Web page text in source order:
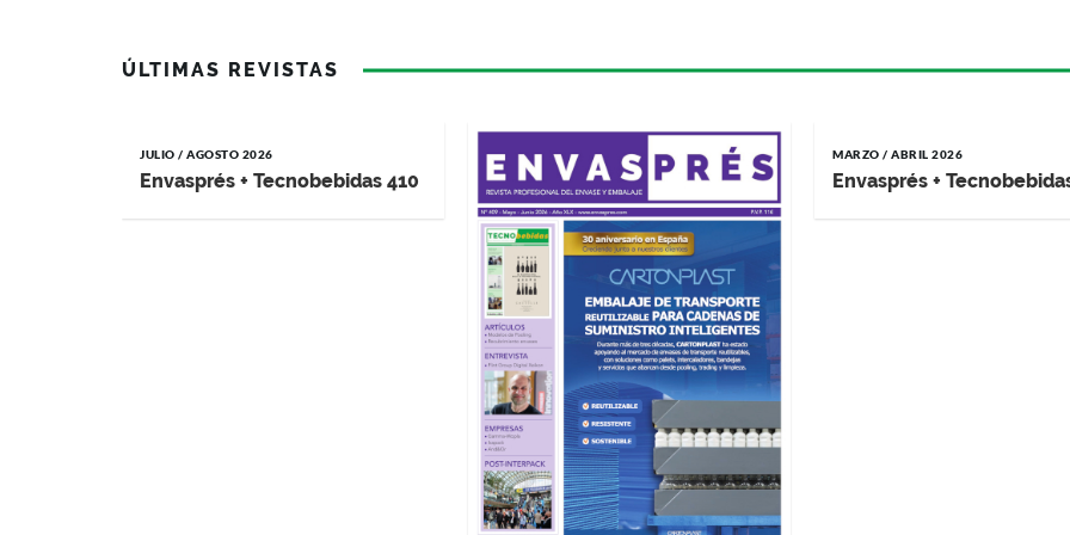
ÚLTIMAS REVISTAS
JULIO / AGOSTO 2026
Envasprés + Tecnobebidas 410
MARZO / ABRIL 2026
Envasprés +